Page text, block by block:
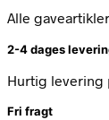
Alle
2-4 dages
Hurtig levering
Fri fragt